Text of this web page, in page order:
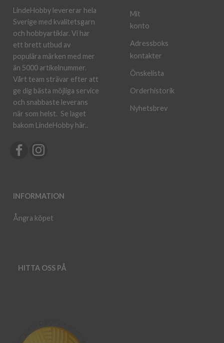
LindeHobby levererar hela
Sverige med kvalitetsgarn
och hobbyartiklar. Vi har
ett brett utbud av
populära märken med mer
än 5000 artikelnummer.
Vårt team strävar efter att
ge dig bästa möjliga service
och snabbaste leverans
när som helst. Se laget
bakom LindeHobby här..
INFORMATION
Ångra köpet
Mit
konto
Adressboks
kontakter
Önskelista
Orderhistorik
Nyhetsbrev
HITTA OSS PÅ